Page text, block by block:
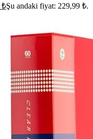
₺Şu andaki fiyat: 229,99 ₺.